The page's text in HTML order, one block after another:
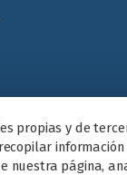
propias y de
nuestra página,